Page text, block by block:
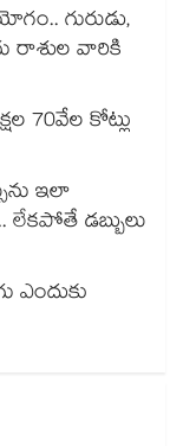
గురుడు,
రాశుల వారికి
70వేల కోట్లు
ఇలా
లేకపోతే డబ్బులు
ఎందుకు